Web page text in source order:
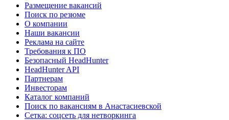
Размещение вакансий
Поиск по резюме
О компании
Наши вакансии
Реклама на сайте
Требования к ПО
Безопасный HeadHunter
HeadHunter API
Партнерам
Инвесторам
Каталог компаний
Поиск по вакансиям в Анастасиевской
Сетка: соцсеть для нетворкинга